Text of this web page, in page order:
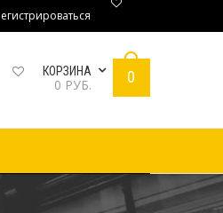
КОРЗИНА
0 РУБ. 0